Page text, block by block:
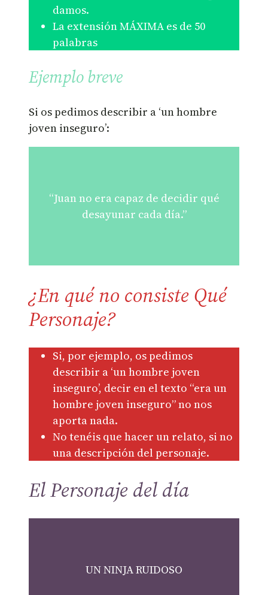
damos.
La extensión MÁXIMA es de 50
palabras
Ejemplo breve
Si os pedimos describir a ‘un hombre
joven inseguro’:
“Juan no era capaz de decidir qué
desayunar cada día.”
¿En qué no consiste Qué
Personaje?
Si, por ejemplo, os pedimos
describir a ‘un hombre joven
inseguro’, decir en el texto “era un
hombre joven inseguro” no nos
aporta nada.
No tenéis que hacer un relato, si no
una descripción del personaje.
El Personaje del día
UN NINJA RUIDOSO